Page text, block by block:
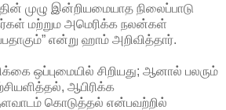
முழு இன்றியமையாத நிலைப்பாடு
மற்றும அமெரிக்க நலன்கள்
என்று ஹாம் அறிவித்தார்.
ஒப்புமையில் சிறியது; ஆனால் பலரும்
ஆபிரிக்க
கொடுத்தல் என்பவற்றில்